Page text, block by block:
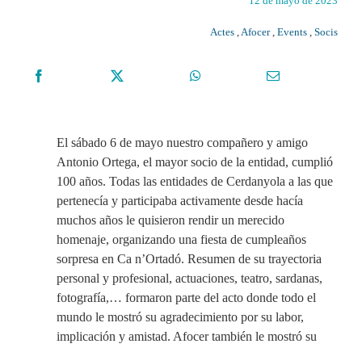
Actes ,Afocer,Events ,Socis
El sábado 6 de mayo nuestro compañero y amigo
Antonio Ortega, el mayor socio de la entidad, cumplió
100 años. Todas las entidades de Cerdanyola a las que
pertenecía y participaba activamente desde hacía
muchos años le quisieron rendir un merecido
homenaje, organizando una fiesta de cumpleaños
sorpresa en Ca n’Ortadó. Resumen de su trayectoria
personal y profesional, actuaciones, teatro, sardanas,
fotografía,… formaron parte del acto donde todo el
mundo le mostró su agradecimiento por su labor,
implicación y amistad. Afocer también le mostró su